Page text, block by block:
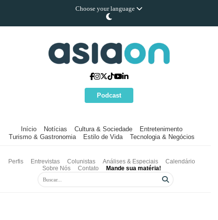
Choose your language
Podcast
Início Notícias Cultura & Sociedade
Entretenimento
Turismo & Gastronomia
Estilo de Vida Tecnologia & Negócios
Perfis Entrevistas Colunistas Análises & Especiais
Calendário
Sobre Nós
Contato Mande sua matéria!